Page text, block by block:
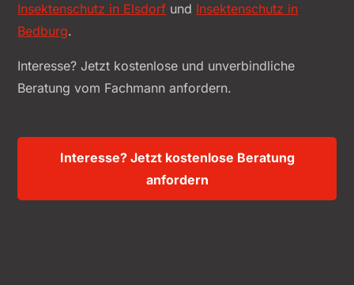
Insektenschutz in Elsdorf und Insektenschutz in
Bedburg.
Interesse? Jetzt kostenlose und unverbindliche
Beratung vom Fachmann anfordern.
Interesse? Jetzt kostenlose Beratung
anfordern